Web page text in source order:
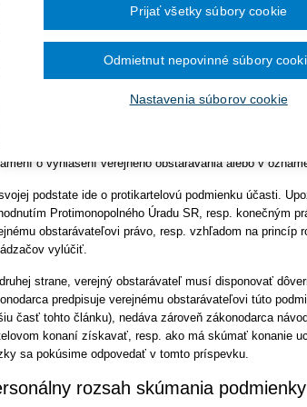
žiadostí o dotácie
pre zhotovenie analýzy
dunajského
December 2024
September 2024
August 2024
Júl 2024
Jún 2024
Február 2024
2023
December 2023
November 2023
mať v príslušných zápisniciach o hodnotení
v tomto príspevku sa zaoberáme spôsobom, akým
ods. 6 písm. g) ZVO.
podmienky účasti podľa § 40
§ 40 ods. 6 písm. g) ZVO verejný obstarávateľ a
ak na základe dôveryhodných informácií majú
obstarávaní s iným hospodárskym subjektom
o vyhlásení verejného obstarávania alebo v
podstate ide o protikartelovú podmienku účasti.
Protimonopolného Úradu SR, resp. konečným
obstarávateľovi právo, resp. vzhľadom na princíp
vylúčiť.
strane, verejný obstarávateľ musí disponovať
predpisuje verejnému obstarávateľovi túto
časť tohto článku), nedáva zároveň zákonodarca
konaní získavať, resp. ako má skúmať konanie
sa pokúsime odpovedať v tomto príspevku.
rozsah skúmania
Nastavenia súborov cookie
Odmietnut nepovinné súbory
Prijať všetky súbory cookie